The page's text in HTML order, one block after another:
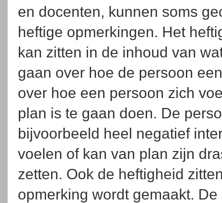
en docenten, kunnen soms
heftige opmerkingen. Het
kan zitten in de inhoud van
gaan over hoe de persoon
over hoe een persoon zich
plan is te gaan doen. De
bijvoorbeeld heel negatief
voelen of kan van plan zijn
zetten. Ook de heftigheid
opmerking wordt gemaakt.